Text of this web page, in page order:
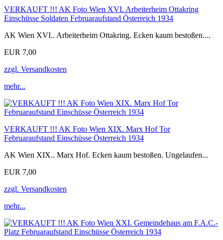
VERKAUFT !!! AK Foto Wien XVI. Arbeiterheim Ottakring
Einschüsse Soldaten Februaraufstand Österreich 1934
AK Wien XVI.. Arbeiterheim Ottakring. Ecken kaum bestoßen....
EUR 7,00
zzgl. Versandkosten
mehr...
VERKAUFT !!! AK Foto Wien XIX. Marx Hof Tor
Februaraufstand Einschüsse Österreich 1934
AK Wien XIX.. Marx Hof. Ecken kaum bestoßen. Ungelaufen...
EUR 7,00
zzgl. Versandkosten
mehr...